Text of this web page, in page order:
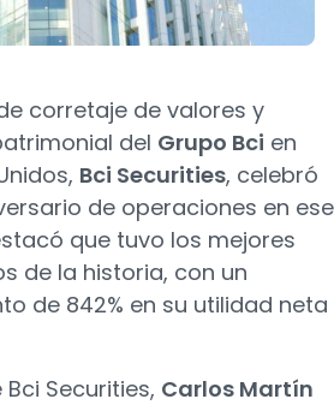
corretaje de valores y
del Grupo Bci en
Bci Securities, celebró
de operaciones en ese
que tuvo los mejores
de la historia, con un
de 842% en su utilidad neta
Bci Securities, Carlos Martín